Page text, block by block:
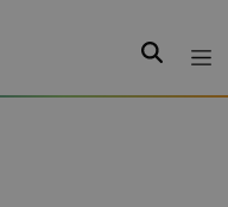
Search